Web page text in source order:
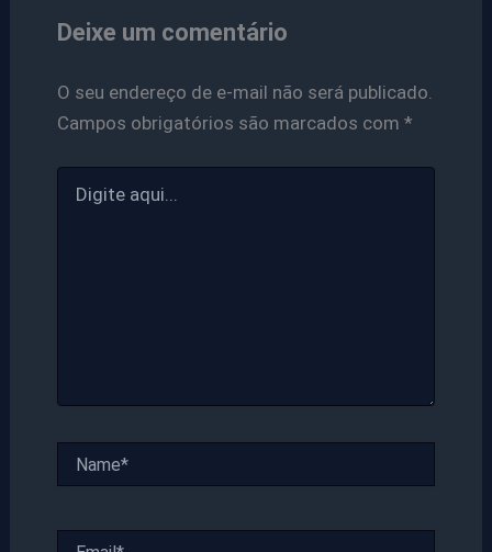
Deixe um comentário
O seu endereço de e-mail não será publicado.
Campos obrigatórios são marcados com *
aqui...